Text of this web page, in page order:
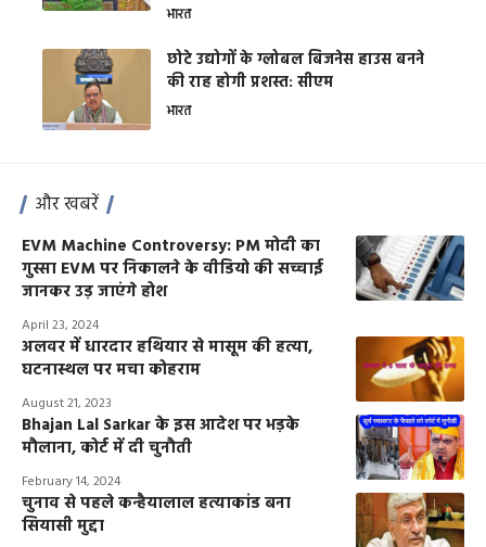
भारत
छोटे उद्योगों के ग्लोबल बिजनेस हाउस बनने
की राह होगी प्रशस्त: सीएम
भारत
और खबरें
EVM Machine Controversy: PM मोदी का
गुस्सा EVM पर निकालने के वीडियो की सच्चाई
जानकर उड़ जाएंगे होश
April 23, 2024
अलवर में धारदार हथियार से मासूम की हत्या,
घटनास्थल पर मचा कोहराम
August 21, 2023
Bhajan Lal Sarkar के इस आदेश पर भड़के
मौलाना, कोर्ट में दी चुनौती
February 14, 2024
चुनाव से पहले कन्हैयालाल हत्याकांड बना
सियासी मुद्दा